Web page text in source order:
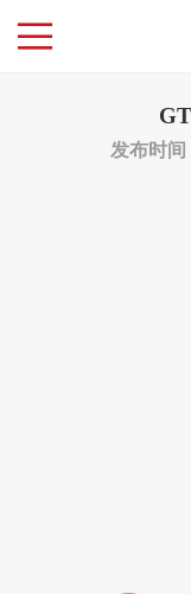
发布时间